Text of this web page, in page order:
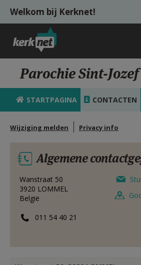
Overslaan en naar de inhoud gaan
Welkom bij Kerknet!
STARTPAGINA
KERK
VIERINGEN
SHOP
ZOEKEN
MIJN PAROCHIE
AANMELDEN OF
Parochie Sint-
STARTPAGINA CONTACTEN
Wijziging melden Privacy info
Algemene
Wanstraat 50
3920 LOMMEL
België
011 54 40 21